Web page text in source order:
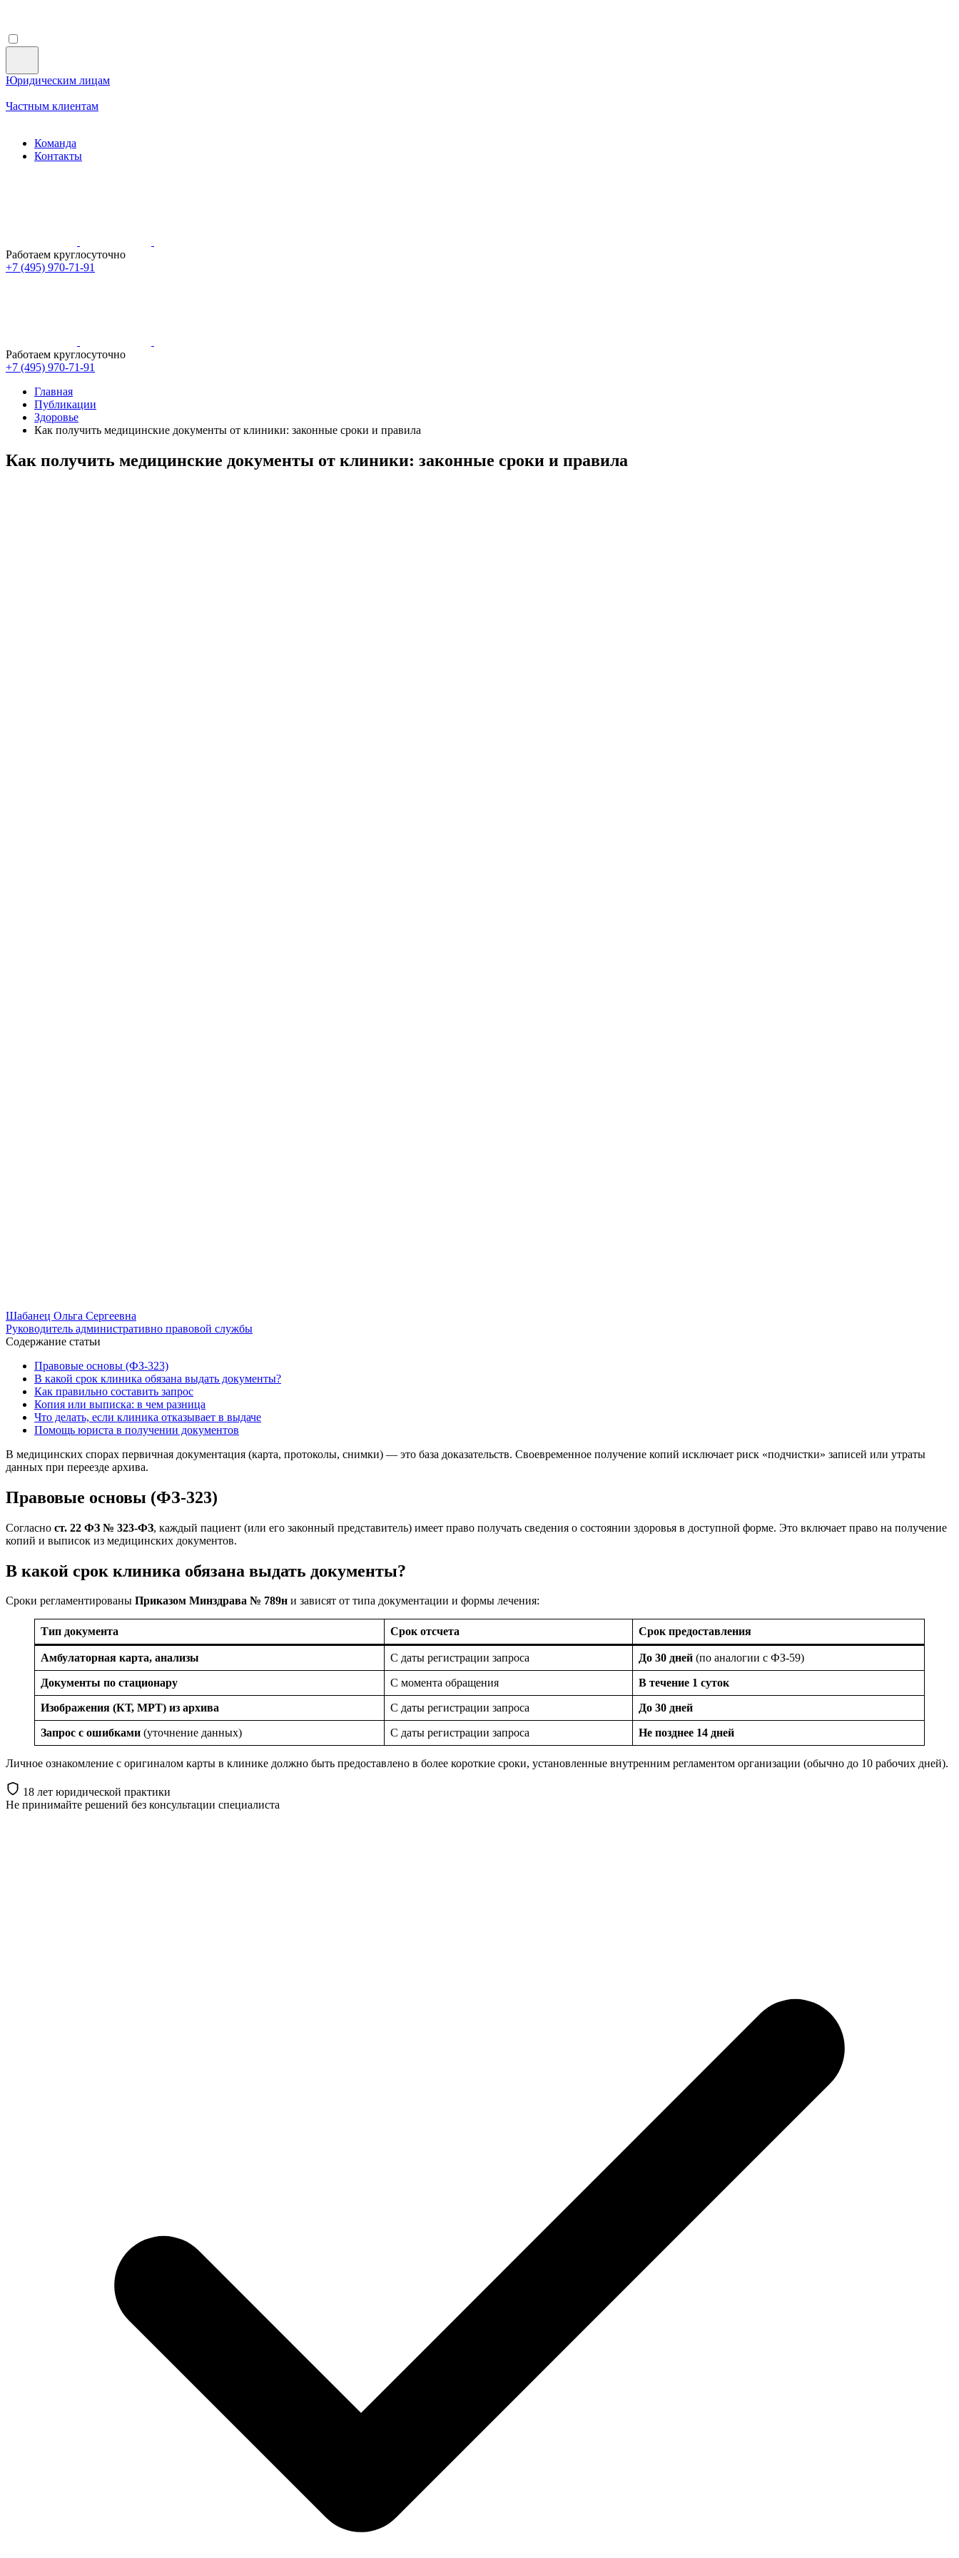
Юридическим лицам
Частным клиентам
Команда
Контакты
Работаем круглосуточно
+7 (495) 970-71-91
Работаем круглосуточно
+7 (495) 970-71-91
Главная
Публикации
Здоровье
Как получить медицинские документы от клиники: законные сроки и правила
Как получить медицинские документы от клиники: законные сроки и правила
Шабанец Ольга Сергеевна
Руководитель административно правовой службы
Содержание статьи
Правовые основы (ФЗ-323)
В какой срок клиника обязана выдать документы?
Как правильно составить запрос
Копия или выписка: в чем разница
Что делать, если клиника отказывает в выдаче
Помощь юриста в получении документов
В медицинских спорах первичная документация (карта, протоколы, снимки) — это база доказательств. Своевременное получение копий исключает риск «подчистки» записей или утраты
данных при переезде архива.
Правовые основы (ФЗ-323)
Согласно ст. 22 ФЗ № 323-ФЗ, каждый пациент (или его законный представитель) имеет право получать сведения о состоянии здоровья в доступной форме. Это включает право на получение
копий и выписок из медицинских документов.
В какой срок клиника обязана выдать документы?
Сроки регламентированы Приказом Минздрава № 789н и зависят от типа документации и формы лечения:
Тип документа Срок отсчета Срок предоставления
Амбулаторная карта, анализы С даты регистрации запроса До 30 дней (по аналогии с ФЗ-59)
Документы по стационару С момента обращения В течение 1 суток
Изображения (КТ, МРТ) из архива С даты регистрации запроса До 30 дней
Запрос с ошибками (уточнение данных) С даты регистрации запроса Не позднее 14 дней
Личное ознакомление с оригиналом карты в клинике должно быть предоставлено в более короткие сроки, установленные внутренним регламентом организации (обычно до 10 рабочих дней).
18 лет юридической практики
Не принимайте решений без консультации специалиста